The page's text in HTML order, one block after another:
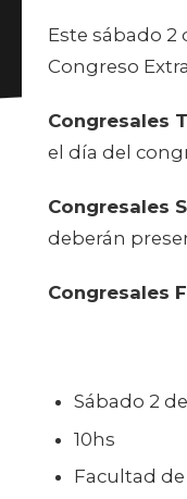
Este sábado 2
Congreso
Congresales
el día del
Congresales
deberán
Congresales
Sábado 2
10hs
Facultad